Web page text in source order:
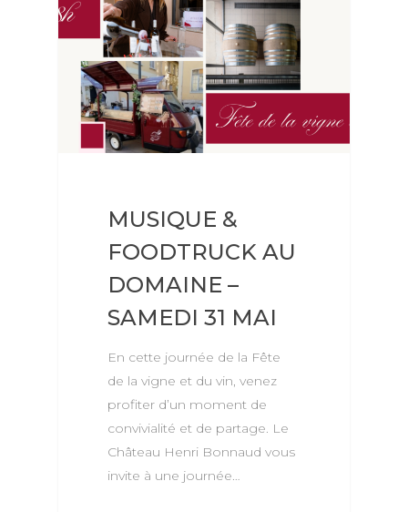
MUSIQUE &
FOODTRUCK AU
DOMAINE –
SAMEDI 31 MAI
En cette journée de la Fête
de la vigne et du vin, venez
profiter d’un moment de
convivialité et de partage. Le
Château Henri Bonnaud vous
invite à une journée…